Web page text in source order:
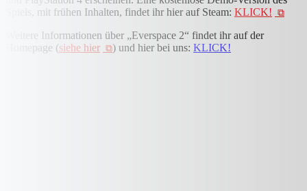
Spiels, mit frühen Inhalten, findet ihr hier auf Steam: KLICK!
Weitere Informationen über „Everspace 2“ findet ihr auf der
Homepage (siehe hier ) und hier bei uns: KLICK!